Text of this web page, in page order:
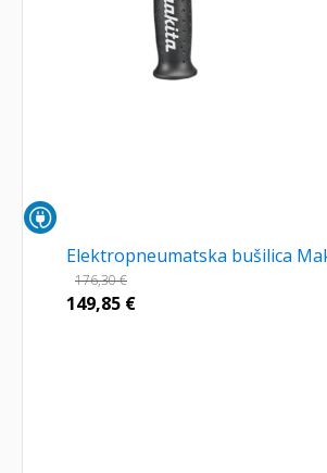
Elektropneumatska bušilica
176,30€
149,85 €